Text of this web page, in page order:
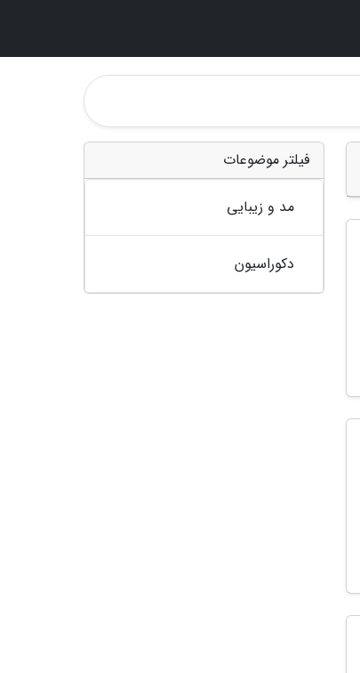
فیلتر موضوعات
مد و زیبایی
دکوراسیون